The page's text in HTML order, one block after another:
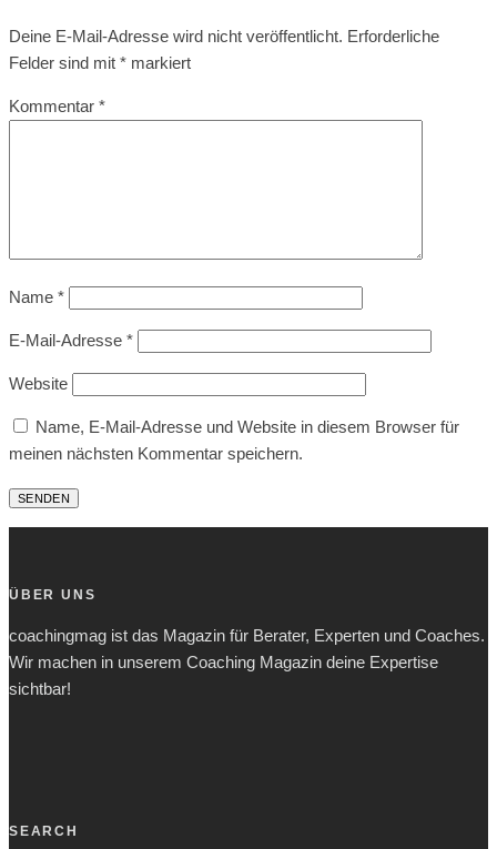
Deine E-Mail-Adresse wird nicht veröffentlicht. Erforderliche
Felder sind mit * markiert
Kommentar *
Name *
E-Mail-Adresse *
Website
Name, E-Mail-Adresse und Website in diesem Browser für
meinen nächsten Kommentar speichern.
ÜBER UNS
coachingmag ist das Magazin für Berater, Experten und Coaches.
Wir machen in unserem Coaching Magazin deine Expertise
sichtbar!
SEARCH